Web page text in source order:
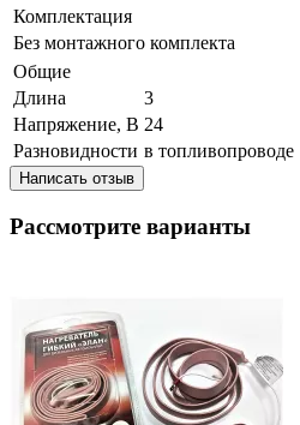
Комплектация
Без монтажного комплекта
Общие
Длина
3
Напряжение, В 24
Разновидности в топливопроводе
Написать отзыв
Рассмотрите варианты